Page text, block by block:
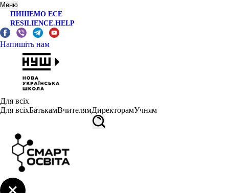
Меню
ПИШЕМО ЕСЕ
RESILIENCE.HELP
Напишіть нам
Для всіх
Для всіхБатькамВчителямДиректорамУчням